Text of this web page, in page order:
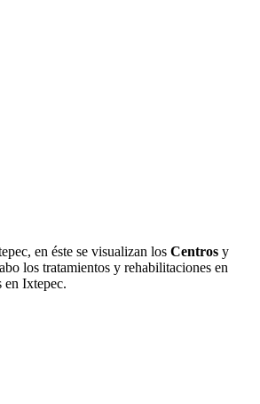
en éste se visualizan los Centros y
los tratamientos y rehabilitaciones en
en Ixtepec.